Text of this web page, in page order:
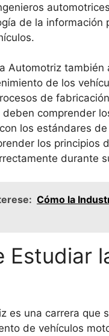
de la
Automotriz
de los
de
comprender
los estándares
los principios
durante
Cómo la
Estudiar
es una carrera que
de vehículos